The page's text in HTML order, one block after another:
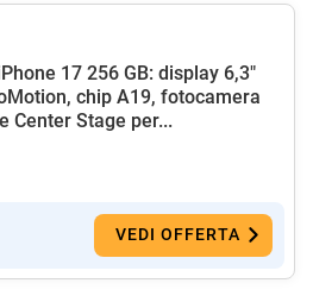
17 256 GB: display 6,3"
chip A19, fotocamera
Center Stage per...
VEDI OFFERTA